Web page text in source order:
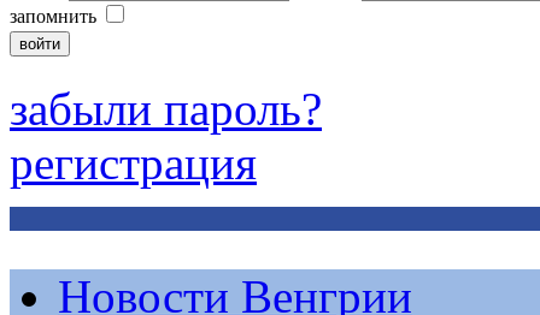
запомнить
забыли пароль?
регистрация
Новости Венгрии